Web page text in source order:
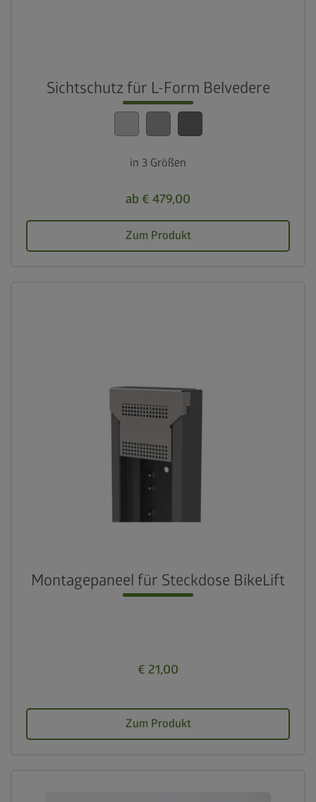
Sichtschutz für L-Form Belvedere
in 3 Größen
ab € 479,00
Zum Produkt
Montagepaneel für Steckdose BikeLift
€ 21,00
Zum Produkt